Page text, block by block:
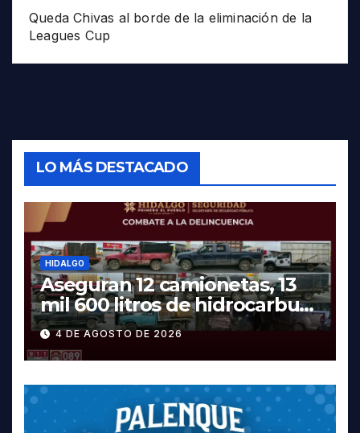
Queda Chivas al borde de la eliminación de la
Leagues Cup
LO MÁS DESTACADO
HIDALGO
Aseguran 12 camionetas, 13
mil 600 litros de hidrocarburo
y dos vehículos robados en
Tula
4 DE AGOSTO DE 2026